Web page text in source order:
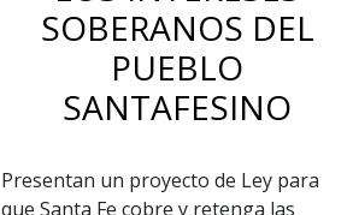
SOBERANOS DEL
PUEBLO
SANTAFESINO
Presentan un proyecto de Ley para
que Santa Fe cobre y retenga las